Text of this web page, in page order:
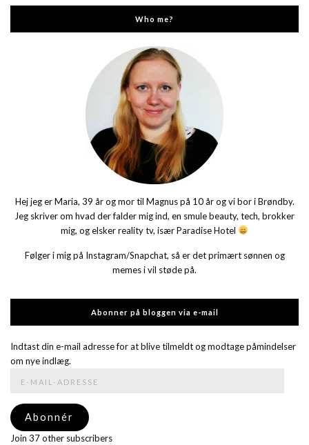
Who me?
Hej jeg er Maria, 39 år og mor til Magnus på 10 år og vi bor i Brøndby.
Jeg skriver om hvad der falder mig ind, en smule beauty, tech, brokker
mig, og elsker reality tv, især Paradise Hotel
Følger i mig på Instagram/Snapchat, så er det primært sønnen og
memes i vil støde på.
Abonner på bloggen via e-mail
Indtast din e-mail adresse for at blive tilmeldt og modtage påmindelser
om nye indlæg.
adresse
Abonnér
Join 37 other subscribers